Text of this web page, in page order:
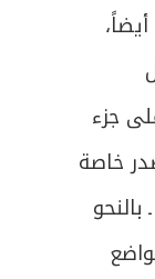
جزء
خاصة